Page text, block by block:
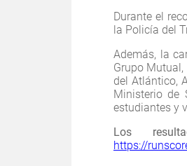
Durante el
la Policía del
Además, la
Grupo Mutual,
del Atlántico,
Ministerio de
estudiantes y
Los
https://